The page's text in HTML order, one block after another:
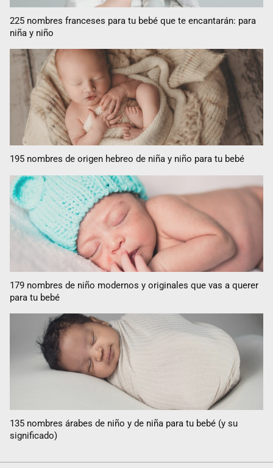
225 nombres franceses para tu bebé que te encantarán: para
niña y niño
195 nombres de origen hebreo de niña y niño para tu bebé
179 nombres de niño modernos y originales que vas a querer
para tu bebé
135 nombres árabes de niño y de niña para tu bebé (y su
significado)